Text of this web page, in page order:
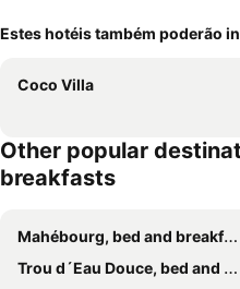
Estes hotéis também poderão
Coco Villa
Other popular
breakfasts
Mahébourg, bed and breakfasts
Trou d´Eau Douce, bed and breakfasts